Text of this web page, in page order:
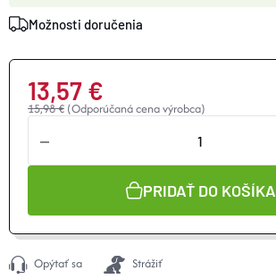
Možnosti doručenia
15,98 € (Odporúčaná cena výrobca)
13,57 €
Jednotková
PRIDAŤ DO KOŠÍKA
Opýtať sa Strážiť